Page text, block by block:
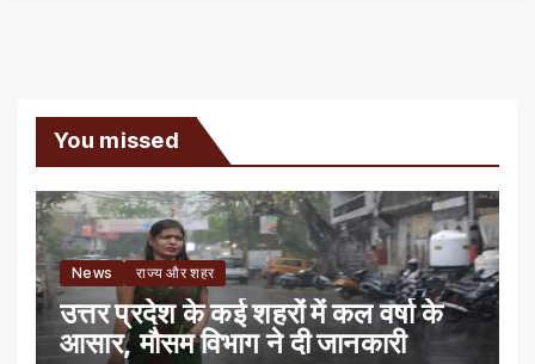
You missed
News राज्य और शहर
उत्तर प्रदेश के कई शहरों में कल वर्षा के
आसार, मौसम विभाग ने दी जानकारी